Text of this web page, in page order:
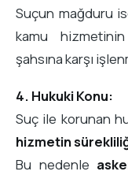
Suçun mağduru
kamu hizmetinin
şahsına karşı
4. Hukuki Konu:
Suç ile korunan
hizmetin
Bu nedenle